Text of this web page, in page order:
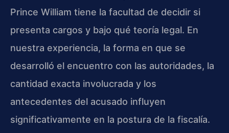
Prince William tiene la facultad de decidir si
presenta cargos y bajo qué teoría legal. En
nuestra experiencia, la forma en que se
desarrolló el encuentro con las autoridades, la
cantidad exacta involucrada y los
antecedentes del acusado influyen
significativamente en la postura de la fiscalía.